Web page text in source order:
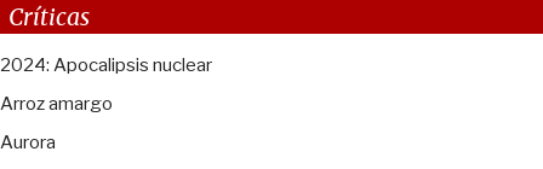
Críticas
2024: Apocalipsis nuclear
Arroz amargo
Aurora